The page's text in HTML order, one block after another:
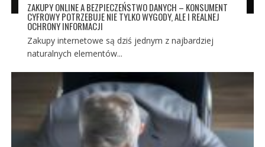
ZAKUPY ONLINE A BEZPIECZEŃSTWO DANYCH – KONSUMENT
CYFROWY POTRZEBUJE NIE TYLKO WYGODY, ALE I REALNEJ
OCHRONY INFORMACJI
Zakupy internetowe są dziś jednym z najbardziej
naturalnych elementów...